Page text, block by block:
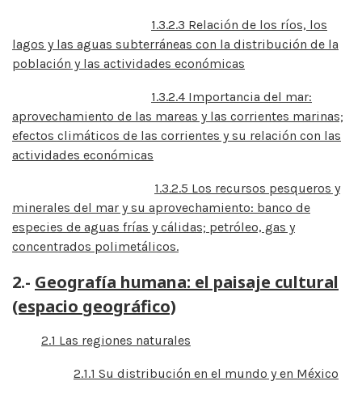
1.3.2.3 Relación de los ríos, los
lagos y las aguas subterráneas con la distribución de la
población y las actividades económicas
1.3.2.4 Importancia del mar:
aprovechamiento de las mareas y las corrientes marinas;
efectos climáticos de las corrientes y su relación con las
actividades económicas
1.3.2.5 Los recursos pesqueros y
minerales del mar y su aprovechamiento: banco de
especies de aguas frías y cálidas; petróleo, gas y
concentrados polimetálicos.
2.- Geografía humana: el paisaje cultural
(espacio geográfico)
2.1 Las regiones naturales
2.1.1 Su distribución en el mundo y en México